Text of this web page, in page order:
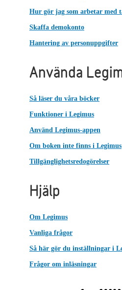
Hur gör jag som arbetar med
Skaffa demokonto
Hantering av personuppgifter
Använda
Så läser du våra böcker
Funktioner i Legimus
Använd Legimus-appen
Om boken inte finns i Legimus
Tillgänglighetsredogörelser
Hjälp
Om Legimus
Vanliga frågor
Så här gör du inställningar i
Frågor om inläsningar